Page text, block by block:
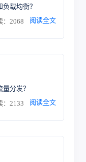
载均衡？
：2068 阅读全文
分发？
：2133 阅读全文